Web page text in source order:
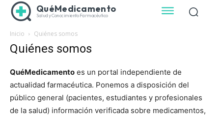
QuéMedicamento
Salud y Conocimiento Farmacéutico
Inicio Quiénes somos
Quiénes somos
QuéMedicamento es un portal independiente de
actualidad farmacéutica. Ponemos a disposición del
público general (pacientes, estudiantes y profesionales
de la salud) información verificada sobre medicamentos,